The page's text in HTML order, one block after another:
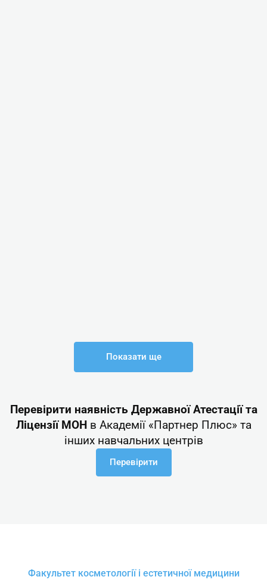
Показати ще
Перевірити наявність Державної Атестації та
Ліцензії МОНв Академії «Партнер Плюс» та
інших навчальних центрів
Перевірити
Факультет косметології і естетичної медицини